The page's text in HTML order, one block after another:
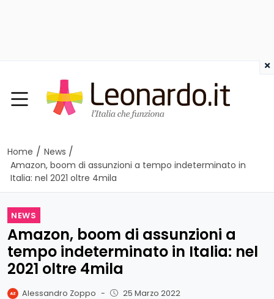
Home / News /
Amazon, boom di assunzioni a tempo indeterminato in
Italia: nel 2021 oltre 4mila
NEWS
Amazon, boom di assunzioni a
tempo indeterminato in Italia: nel
2021 oltre 4mila
Alessandro Zoppo - 25 Marzo 2022
×